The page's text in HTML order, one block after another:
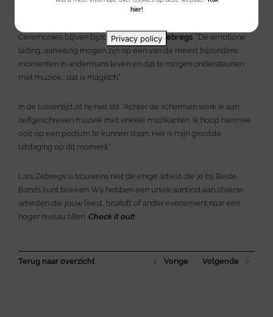
Ceremonies blijven bijzonder voorLars Zebregs. “De emotione
lading, aanwezig mogen zijn op een van de meest bijzondere
momenten in andermans leven en dat te mogen ondersteunen
met muziek… dat is magisch.”
In de tussentijd zit hij niet stil. “Achter de schermen werk ik aan
zelfgeschreven muziek met enkele muzikanten. Ik hoop hiermee
ooit op een podium te kunnen staan. Het is mijn grootste
uitdaging op dit moment.”
Lars Zebregs is trouwens niet de enige artiest die je bij Beste
Bands kunt boeken. Wij hebben een uniek aanbod aan diverse
artiesten die jouw feest, bruiloft of ander evenement naar een
hoger niveau tillen. Check it out!
Terug naar overzicht Vorige Volgende
hier!
Privacy policy